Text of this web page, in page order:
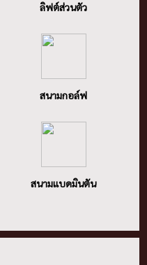
ลิฟต์ส่วนตัว
สนามกอล์ฟ
สนามแบดมินตัน